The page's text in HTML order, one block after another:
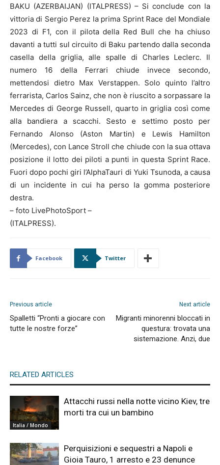
BAKU (AZERBAIJAN) (ITALPRESS) – Si conclude con la
vittoria di Sergio Perez la prima Sprint Race del Mondiale
2023 di F1, con il pilota della Red Bull che ha chiuso
davanti a tutti sul circuito di Baku partendo dalla seconda
casella della griglia, alle spalle di Charles Leclerc. Il
numero 16 della Ferrari chiude invece secondo,
mettendosi dietro Max Verstappen. Solo quinto l’altro
ferrarista, Carlos Sainz, che non è riuscito a sorpassare la
Mercedes di George Russell, quarto in griglia così come
alla bandiera a scacchi. Sesto e settimo posto per
Fernando Alonso (Aston Martin) e Lewis Hamilton
(Mercedes), con Lance Stroll che chiude con la sua ottava
posizione il lotto dei piloti a punti in questa Sprint Race.
Fuori dopo pochi giri l’AlphaTauri di Yuki Tsunoda, a causa
di un incidente in cui ha perso la gomma posteriore
destra.
– foto LivePhotoSport –
(ITALPRESS).
Facebook Twitter
Previous article
Spalletti “Pronti a giocare con
tutte le nostre forze”
Next article
Migranti minorenni bloccati in
questura: trovata una
sistemazione. Anzi, due
RELATED ARTICLES
Italia / Mondo
Attacchi russi nella notte vicino Kiev, tre
morti tra cui un bambino
Perquisizioni e sequestri a Napoli e
Gioia Tauro, 1 arresto e 23 denunce